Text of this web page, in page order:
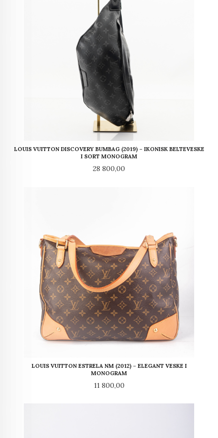
LOUIS VUITTON DISCOVERY BUMBAG (2019) – IKONISK BELTEVESKE
I SORT MONOGRAM
Pris
28 800,00
LOUIS VUITTON ESTRELA NM (2012) – ELEGANT VESKE I
MONOGRAM
Pris
11 800,00